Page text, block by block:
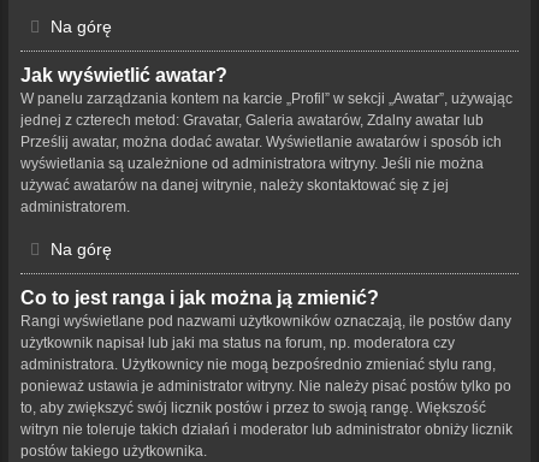
Na górę
Jak wyświetlić awatar?
W panelu zarządzania kontem na karcie „Profil” w sekcji „Awatar”, używając
jednej z czterech metod: Gravatar, Galeria awatarów, Zdalny awatar lub
Prześlij awatar, można dodać awatar. Wyświetlanie awatarów i sposób ich
wyświetlania są uzależnione od administratora witryny. Jeśli nie można
używać awatarów na danej witrynie, należy skontaktować się z jej
administratorem.
Na górę
Co to jest ranga i jak można ją zmienić?
Rangi wyświetlane pod nazwami użytkowników oznaczają, ile postów dany
użytkownik napisał lub jaki ma status na forum, np. moderatora czy
administratora. Użytkownicy nie mogą bezpośrednio zmieniać stylu rang,
ponieważ ustawia je administrator witryny. Nie należy pisać postów tylko po
to, aby zwiększyć swój licznik postów i przez to swoją rangę. Większość
witryn nie toleruje takich działań i moderator lub administrator obniży licznik
postów takiego użytkownika.